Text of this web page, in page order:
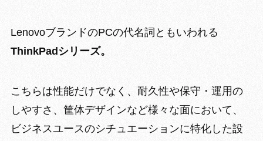
LenovoブランドのPCの代名詞ともいわれる
ThinkPadシリーズ。
こちらは性能だけでなく、 耐久性や保守・運用の
しやすさ、筐体デザインなど様々な面において、
ビジネスユースのシチュエーションに特化した設